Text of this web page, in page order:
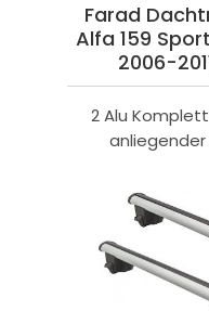
Farad
Alfa 159
2006-
2 Alu